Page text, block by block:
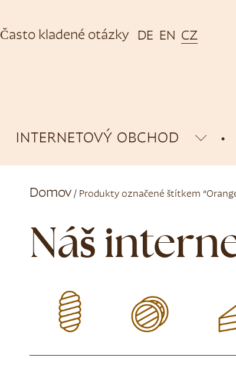
Často kladené otázky DE EN CZ
INTERNETOVÝ OBCHOD
Domov/ Produkty označené štítkem
Náš